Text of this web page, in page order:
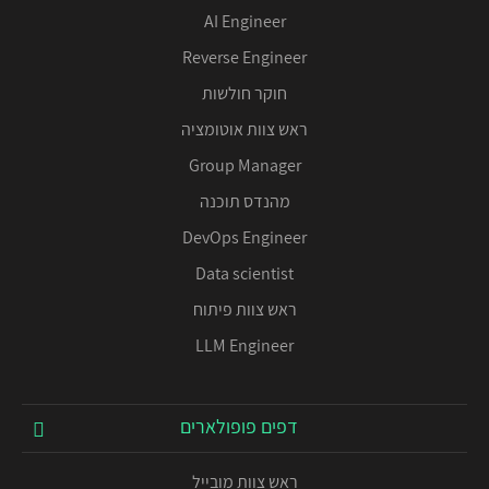
AI Engineer
Reverse Engineer
חוקר חולשות
ראש צוות אוטומציה
Group Manager
מהנדס תוכנה
DevOps Engineer
Data scientist
ראש צוות פיתוח
LLM Engineer
דפים פופולארים
ראש צוות מובייל